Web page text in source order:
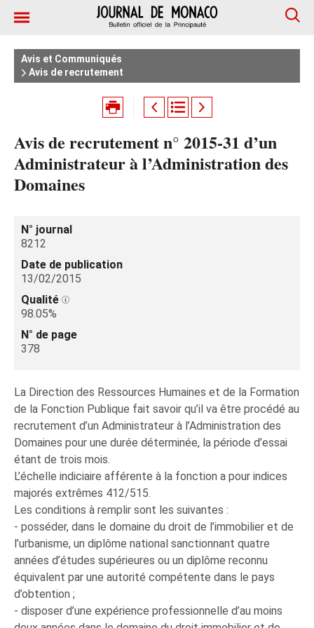
Avis et Communiqués
Avis de recrutement
Avis de recrutement n° 2015-31 d’un
Administrateur à l’Administration des
Domaines
N° journal
8212
Date de publication
13/02/2015
Qualité
98.05%
N° de page
378
La Direction des Ressources Humaines et de la Formation
de la Fonction Publique fait savoir qu’il va être procédé au
recrutement d’un Administrateur à l’Administration des
Domaines pour une durée déterminée, la période d’essai
étant de trois mois.
L’échelle indiciaire afférente à la fonction a pour indices
majorés extrêmes 412/515.
Les conditions à remplir sont les suivantes :
- posséder, dans le domaine du droit de l’immobilier et de
l’urbanisme, un diplôme national sanctionnant quatre
années d’études supérieures ou un diplôme reconnu
équivalent par une autorité compétente dans le pays
d’obtention ;
- disposer d’une expérience professionnelle d’au moins